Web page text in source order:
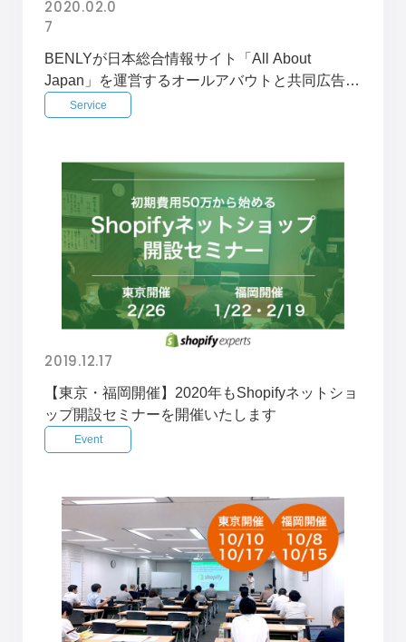
2020.02.0
7
BENLYが日本総合情報サイト「All About
Japan」を運営するオールアバウトと共同広告パ
ッケージの販売を開始
Service
2019.12.17
【東京・福岡開催】2020年もShopifyネットショ
ップ開設セミナーを開催いたします
Event